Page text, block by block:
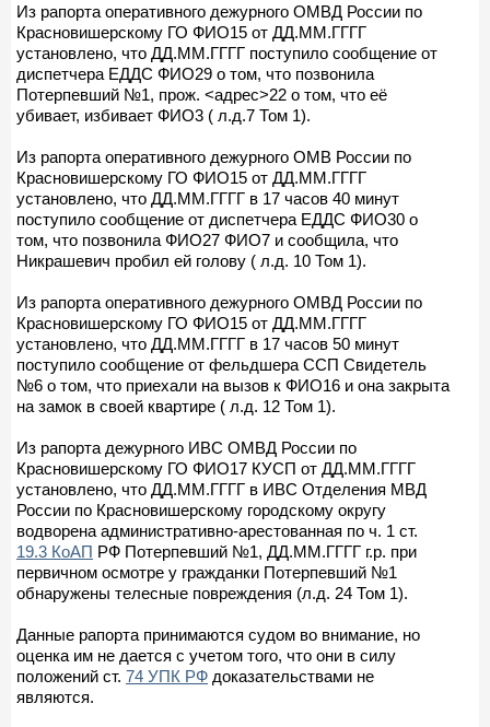
Из рапорта оперативного дежурного ОМВД России по
Красновишерскому ГО ФИО15 от ДД.ММ.ГГГГ
установлено, что ДД.ММ.ГГГГ поступило сообщение от
диспетчера ЕДДС ФИО29 о том, что позвонила
Потерпевший №1, прож. <адрес>22 о том, что её
убивает, избивает ФИО3 ( л.д.7 Том 1).
Из рапорта оперативного дежурного ОМВ России по
Красновишерскому ГО ФИО15 от ДД.ММ.ГГГГ
установлено, что ДД.ММ.ГГГГ в 17 часов 40 минут
поступило сообщение от диспетчера ЕДДС ФИО30 о
том, что позвонила ФИО27 ФИО7 и сообщила, что
Никрашевич пробил ей голову ( л.д. 10 Том 1).
Из рапорта оперативного дежурного ОМВД России по
Красновишерскому ГО ФИО15 от ДД.ММ.ГГГГ
установлено, что ДД.ММ.ГГГГ в 17 часов 50 минут
поступило сообщение от фельдшера ССП Свидетель
№6 о том, что приехали на вызов к ФИО16 и она закрыта
на замок в своей квартире ( л.д. 12 Том 1).
Из рапорта дежурного ИВС ОМВД России по
Красновишерскому ГО ФИО17 КУСП от ДД.ММ.ГГГГ
установлено, что ДД.ММ.ГГГГ в ИВС Отделения МВД
России по Красновишерскому городскому округу
водворена административно-арестованная по ч. 1 ст.
19.3 КоАП РФ Потерпевший №1, ДД.ММ.ГГГГ г.р. при
первичном осмотре у гражданки Потерпевший №1
обнаружены телесные повреждения (л.д. 24 Том 1).
Данные рапорта принимаются судом во внимание, но
оценка им не дается с учетом того, что они в силу
положений ст. 74 УПК РФ доказательствами не
являются.